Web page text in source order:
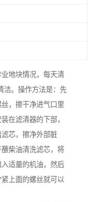
地块情况，每天清
洁。操作方法是：先
，擦干净进气口里
在滤清器的下部，
芯，擦净外部脏
柴油清洗滤芯，将
适量的机油，然后
上面的螺丝就可以